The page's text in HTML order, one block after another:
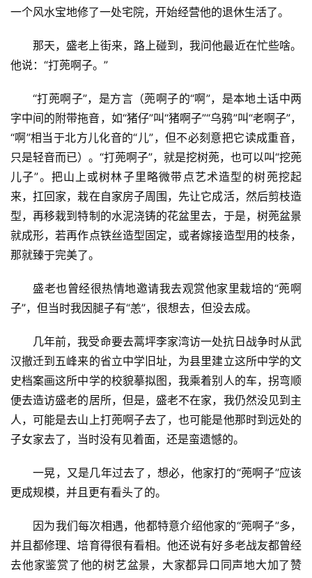
文
一个风水宝地修了一处宅院，开始经营他的退休生活了。
那天，盛老上街来，路上碰到，我问他最近在忙些啥。
他说：“打蔸啊子。”
“打蔸啊子”，是方言（蔸啊子的“啊”，是本地土话中两
字中间的附带拖音，如“猪仔”叫“猪啊子”“乌鸦”叫“老啊子”，
“啊”相当于北方儿化音的“儿”，但不必刻意把它读成重音，
只是轻音而已）。“打蔸啊子”，就是挖树蔸，也可以叫“挖蔸
儿子”。把山上或树林子里略微带点艺术造型的树蔸挖起
来，扛回家，栽在自家房子周围，先让它成活，然后剪枝造
型，再移栽到特制的水泥浇铸的花盆里去，于是，树蔸盆景
就成形，若再作点铁丝造型固定，或者嫁接造型用的枝条，
那就臻于完美了。
盛老也曾经很热情地邀请我去观赏他家里栽培的“蔸啊
子”，但当时我因腿子有“恙”，很想去，但没去成。
几年前，我受命要去蒿坪李家湾访一处抗日战争时从武
汉撤迁到五峰来的省立中学旧址，为县里建立这所中学的文
史档案画这所中学的校貌摹拟图，我乘着别人的车，拐弯顺
便去造访盛老的居所，但是，盛老不在家，我仍然没见到主
人，可能是去山上打蔸啊子去了，也可能是他那时到远处的
子女家去了，当时没有见着面，还是蛮遗憾的。
一晃，又是几年过去了，想必，他家打的“蔸啊子”应该
更成规模，并且更有看头了的。
因为我们每次相遇，他都特意介绍他家的“蔸啊子”多，
并且都修理、培育得很有看相。他还说有好多老战友都曾经
去他家鉴赏了他的树艺盆景，大家都异口同声地大加了赞